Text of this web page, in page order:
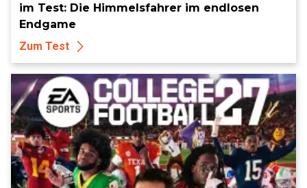
im Test: Die Himmelsfahrer im endlosen
Endgame
Zum Test